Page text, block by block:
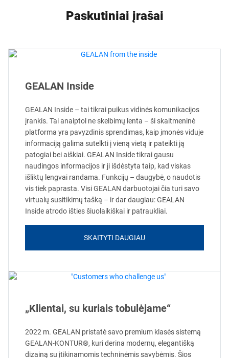
Paskutiniai įrašai
GEALAN Inside
GEALAN Inside – tai tikrai puikus vidinės komunikacijos
įrankis. Tai anaiptol ne skelbimų lenta – ši skaitmeninė
platforma yra pavyzdinis sprendimas, kaip įmonės viduje
informaciją galima sutelkti į vieną vietą ir pateikti ją
patogiai bei aiškiai. GEALAN Inside tikrai gausu
naudingos informacijos ir ji išdėstyta taip, kad viskas
išliktų lengvai randama. Funkcijų – daugybė, o naudotis
vis tiek paprasta. Visi GEALAN darbuotojai čia turi savo
virtualų susitikimų tašką – ir dar daugiau: GEALAN
Inside atrodo išties šiuolaikiškai ir patraukliai.
SKAITYTI DAUGIAU
„Klientai, su kuriais tobulėjame“
2022 m. GEALAN pristatė savo premium klasės sistemą
GEALAN-KONTUR®, kuri derina modernų, elegantišką
dizainą su įtikinamomis techninėmis savybėmis. Šios